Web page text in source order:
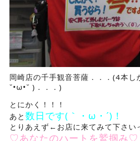
岡崎店の千手観音菩薩．．．(4本し
˘•ω•˘ )．．．)
とにかく！！！
あと 数日です(｀・ω・´)！
とりあえず←お店に来てみて下さい
♡あなたのハートを鷲掴み♡